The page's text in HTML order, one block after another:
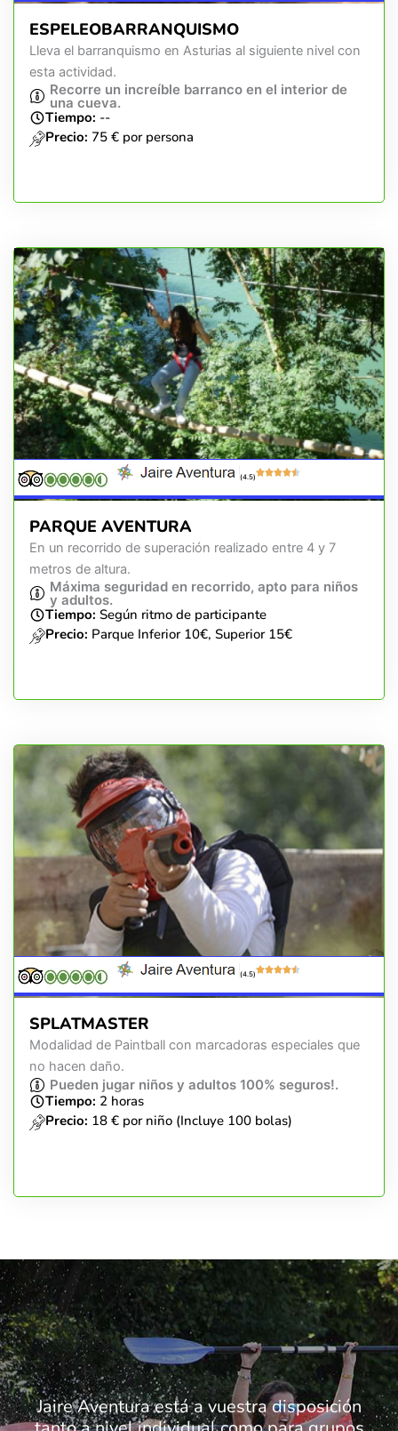
ESPELEOBARRANQUISMO
Lleva el barranquismo en Asturias al siguiente nivel con
esta actividad.
Recorre un increíble barranco en el interior de
una cueva.
Tiempo: --
Precio: 75 € por persona
(4.5)
PARQUE AVENTURA
En un recorrido de superación realizado entre 4 y 7
metros de altura.
Máxima seguridad en recorrido, apto para niños
y adultos.
Tiempo: Según ritmo de participante
Precio: Parque Inferior 10€, Superior 15€
(4.5)
SPLATMASTER
Modalidad de Paintball con marcadoras especiales que
no hacen daño.
Pueden jugar niños y adultos 100% seguros!.
Tiempo: 2 horas
Precio: 18 € por niño (Incluye 100 bolas)
Jaire Aventura está a vuestra disposición